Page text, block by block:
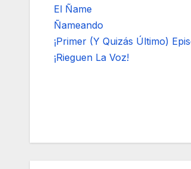
El Ñame
Ñameando
¡Primer (Y Quizás Último)
¡Rieguen La Voz!